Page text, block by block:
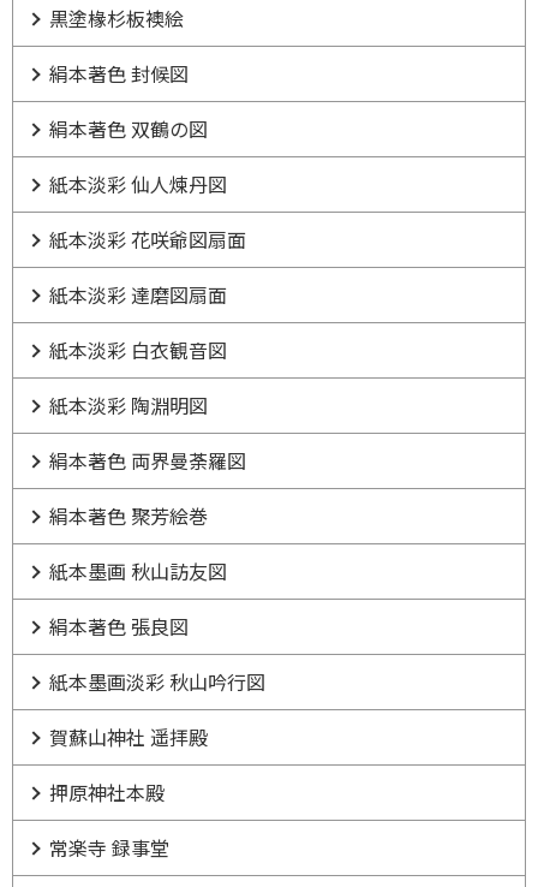
黒塗椽杉板襖絵
絹本著色 封候図
絹本著色 双鶴の図
紙本淡彩 仙人煉丹図
紙本淡彩 花咲爺図扇面
紙本淡彩 達磨図扇面
紙本淡彩 白衣観音図
紙本淡彩 陶淵明図
絹本著色 両界曼荼羅図
絹本著色 聚芳絵巻
紙本墨画 秋山訪友図
絹本著色 張良図
紙本墨画淡彩 秋山吟行図
賀蘇山神社 遥拝殿
押原神社本殿
常楽寺 録事堂